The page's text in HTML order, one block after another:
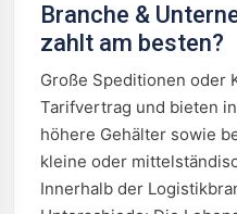
Branche &
zahlt am besten?
Große Speditionen oder
Tarifvertrag und bieten
höhere Gehälter sowie
kleine oder
Innerhalb der